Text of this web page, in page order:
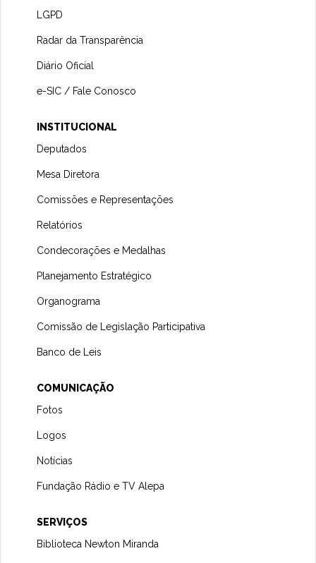
LGPD
Radar da Transparência
Diário Oficial
e-SIC / Fale Conosco
INSTITUCIONAL
Deputados
Mesa Diretora
Comissões e Representações
Relatórios
Condecorações e Medalhas
Planejamento Estratégico
Organograma
Comissão de Legislação Participativa
Banco de Leis
COMUNICAÇÃO
Fotos
Logos
Notícias
Fundação Rádio e TV Alepa
SERVIÇOS
Biblioteca Newton Miranda